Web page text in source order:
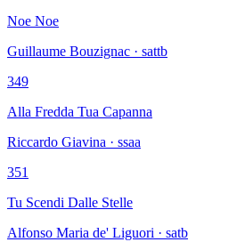
Noe Noe
Guillaume Bouzignac · sattb
349
Alla Fredda Tua Capanna
Riccardo Giavina · ssaa
351
Tu Scendi Dalle Stelle
Alfonso Maria de' Liguori · satb